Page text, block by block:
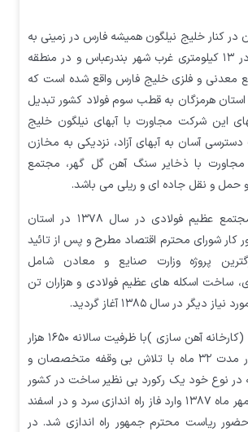
در کنار خلیج نیلگون همیشه فارس در زمینی به
مساحت ۹۵ هکتار در ۱۳ کیلومتری غرب شهر بندرعباس و در منطقه
معدنی و فلزی خلیج فارس واقع شده است که
هرمزگان به قطب سوم فولاد کشور تبدیل
این شرکت مجاورت با آبهای نیلگون خلیج
آسان به آبهای آزاد، نزدیکی به مخازن
مجاورت با ذخایر سنگ آهن گل گهر، مجتمع
حمل و نقل جاده ای و ریلی می باشد.
طرح احداث یک مجتمع عظیم فولادی در سال ۱۳۷۸ در استان
کار شورای محترم اقتصاد مطرح و پس از تائید
پروژه وزارت صنایع و معادن شامل
ساخت اسکله های عظیم فولادی و هزاران تن
در سال ۱۳۸۵ آغاز گردید.
واحد احیاء مستقیم (کارخانه آهن سازی )با ظرفیت سالانه ۱۶۵۰ هزار
تن آهن اسفنجی در مدت ۳۲ ماه با تلاش بی وقفه متخصصان و
در نوع خود یک رکورد بی نظیر ساخت در کشور
می باشد اجرا و در مهر ماه ۱۳۸۷ وارد فاز راه اندازی سرد و در اسفند
ریاست محترم جمهور راه اندازی شد. در